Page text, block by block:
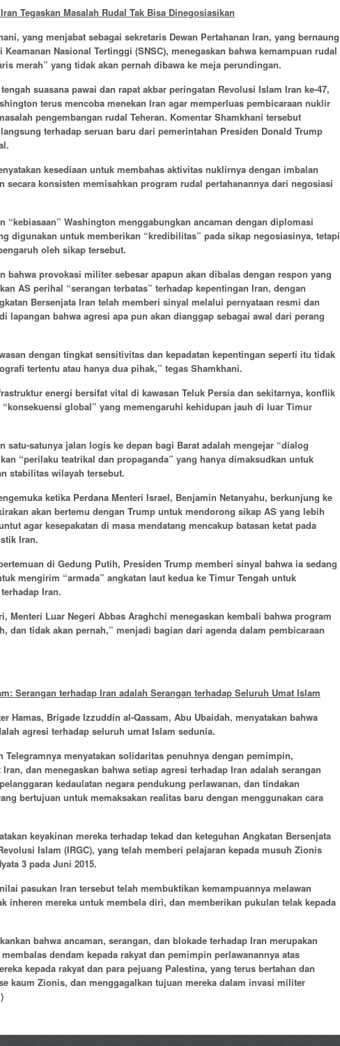
Tegaskan Masalah Rudal Tak Bisa Dinegosiasikan
yang menjabat sebagai sekretaris Dewan Pertahanan Iran, yang bernaung
Nasional Tertinggi (SNSC), menegaskan bahwa kemampuan rudal
merah” yang tidak akan pernah dibawa ke meja perundingan.
suasana pawai dan rapat akbar peringatan Revolusi Islam Iran ke-47,
terus mencoba menekan Iran agar memperluas pembicaraan nuklir
pengembangan rudal Teheran. Komentar Shamkhani tersebut
terhadap seruan baru dari pemerintahan Presiden Donald Trump
kesediaan untuk membahas aktivitas nuklirnya dengan imbalan
secara konsisten memisahkan program rudal pertahanannya dari negosiasi
“kebiasaan” Washington menggabungkan ancaman dengan diplomasi
digunakan untuk memberikan “kredibilitas” pada sikap negosiasinya, tetapi
oleh sikap tersebut.
bahwa provokasi militer sebesar apapun akan dibalas dengan respon yang
AS perihal “serangan terbatas” terhadap kepentingan Iran, dengan
Bersenjata Iran telah memberi sinyal melalui pernyataan resmi dan
lapangan bahwa agresi apa pun akan dianggap sebagai awal dari perang
dengan tingkat sensitivitas dan kepadatan kepentingan seperti itu tidak
tertentu atau hanya dua pihak,” tegas Shamkhani.
energi bersifat vital di kawasan Teluk Persia dan sekitarnya, konflik
global” yang memengaruhi kehidupan jauh di luar Timur
satu-satunya jalan logis ke depan bagi Barat adalah mengejar “dialog
“perilaku teatrikal dan propaganda” yang hanya dimaksudkan untuk
stabilitas wilayah tersebut.
ketika Perdana Menteri Israel, Benjamin Netanyahu, berkunjung ke
akan bertemu dengan Trump untuk mendorong sikap AS yang lebih
agar kesepakatan di masa mendatang mencakup batasan ketat pada
Iran.
di Gedung Putih, Presiden Trump memberi sinyal bahwa ia sedang
mengirim “armada” angkatan laut kedua ke Timur Tengah untuk
Iran.
Menteri Luar Negeri Abbas Araghchi menegaskan kembali bahwa program
dan tidak akan pernah,” menjadi bagian dari agenda dalam pembicaraan
Serangan terhadap Iran adalah Serangan terhadap Seluruh Umat Islam
Hamas, Brigade Izzuddin al-Qassam, Abu Ubaidah, menyatakan bahwa
agresi terhadap seluruh umat Islam sedunia.
Telegramnya menyatakan solidaritas penuhnya dengan pemimpin,
dan menegaskan bahwa setiap agresi terhadap Iran adalah serangan
kedaulatan negara pendukung perlawanan, dan tindakan
bertujuan untuk memaksakan realitas baru dengan menggunakan cara
keyakinan mereka terhadap tekad dan keteguhan Angkatan Bersenjata
Islam (IRGC), yang telah memberi pelajaran kepada musuh Zionis
3 pada Juni 2015.
pasukan Iran tersebut telah membuktikan kemampuannya melawan
inheren mereka untuk membela diri, dan memberikan pukulan telak kepada
bahwa ancaman, serangan, dan blokade terhadap Iran merupakan
dendam kepada rakyat dan pemimpin perlawanannya atas
kepada rakyat dan para pejuang Palestina, yang terus bertahan dan
kaum Zionis, dan menggagalkan tujuan mereka dalam invasi militer